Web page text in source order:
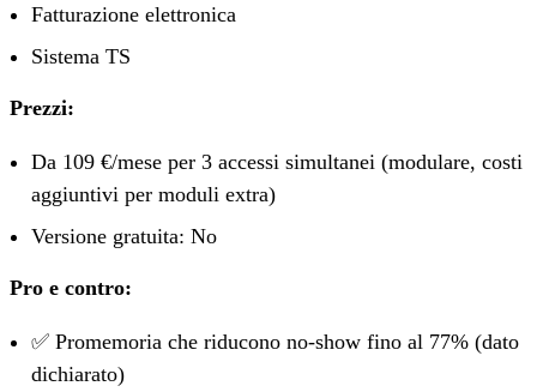
Fatturazione elettronica
Sistema TS
Prezzi:
Da 109 €/mese per 3 accessi simultanei (modulare, costi
aggiuntivi per moduli extra)
Versione gratuita: No
Pro e contro:
✅ Promemoria che riducono no-show fino al 77% (dato
dichiarato)